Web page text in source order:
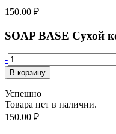
150.00 ₽
SOAP BASE Сухой
-
Успешно
Товара нет в наличии.
150.00 ₽